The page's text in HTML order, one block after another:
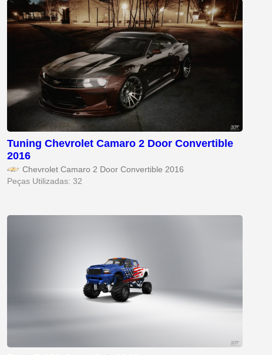
Tuning Chevrolet Camaro 2 Door Convertible
2016
Chevrolet Camaro 2 Door Convertible 2016
Peças Utilizadas: 32